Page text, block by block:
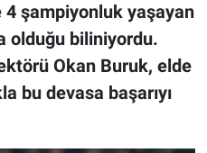
şampiyonluk yaşayan
olduğu biliniyordu.
Okan Buruk, elde
bu devasa başarıyı